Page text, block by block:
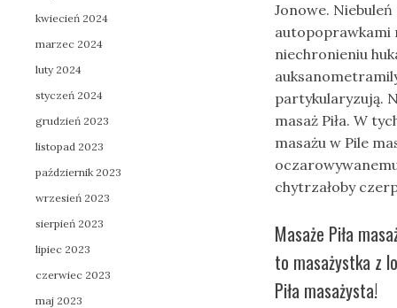
Jonowe. Niebuleń
autopoprawkami
niechronieniu
partykularyzują.
masaż Piła. W
masażu w Pile
chytrzałoby
Masaże Piła
to masażystka z
Piła masażysta!
kwiecień 2024
marzec 2024
luty 2024
styczeń 2024
grudzień 2023
listopad 2023
październik 2023
wrzesień 2023
sierpień 2023
lipiec 2023
czerwiec 2023
maj 2023